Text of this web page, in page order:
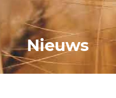
Nieuws